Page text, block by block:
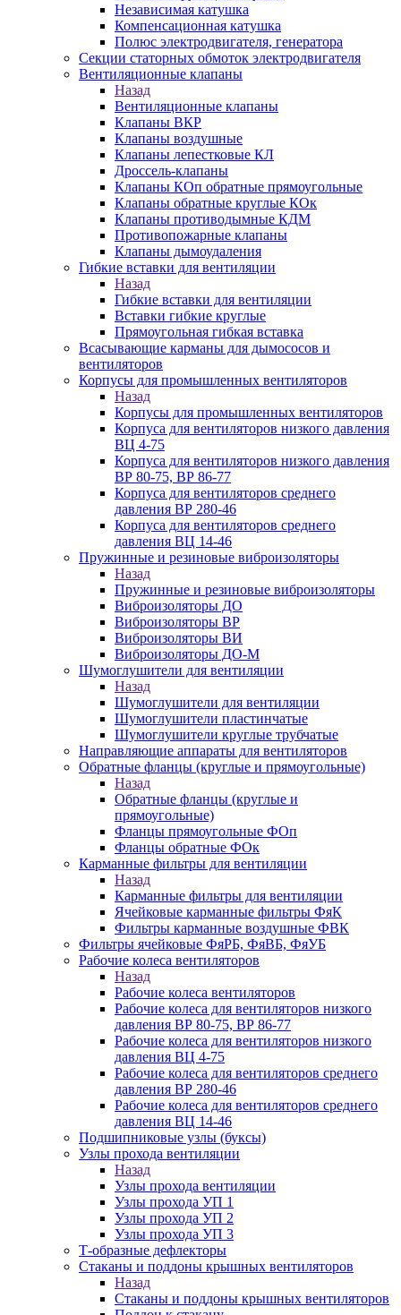
Независимая катушка
Компенсационная катушка
Полюс электродвигателя, генератора
Секции статорных обмоток электродвигателя
Вентиляционные клапаны
Назад
Вентиляционные клапаны
Клапаны ВКР
Клапаны воздушные
Клапаны лепестковые КЛ
Дроссель-клапаны
Клапаны КОп обратные прямоугольные
Клапаны обратные круглые КОк
Клапаны противодымные КДМ
Противопожарные клапаны
Клапаны дымоудаления
Гибкие вставки для вентиляции
Назад
Гибкие вставки для вентиляции
Вставки гибкие круглые
Прямоугольная гибкая вставка
Всасывающие карманы для дымососов и
вентиляторов
Корпусы для промышленных вентиляторов
Назад
Корпусы для промышленных вентиляторов
Корпуса для вентиляторов низкого давления
ВЦ 4-75
Корпуса для вентиляторов низкого давления
ВР 80-75, ВР 86-77
Корпуса для вентиляторов среднего
давления ВР 280-46
Корпуса для вентиляторов среднего
давления ВЦ 14-46
Пружинные и резиновые виброизоляторы
Назад
Пружинные и резиновые виброизоляторы
Виброизоляторы ДО
Виброизоляторы ВР
Виброизоляторы ВИ
Виброизоляторы ДО-М
Шумоглушители для вентиляции
Назад
Шумоглушители для вентиляции
Шумоглушители пластинчатые
Шумоглушители круглые трубчатые
Направляющие аппараты для вентиляторов
Обратные фланцы (круглые и прямоугольные)
Назад
Обратные фланцы (круглые и
прямоугольные)
Фланцы прямоугольные ФОп
Фланцы обратные ФОк
Карманные фильтры для вентиляции
Назад
Карманные фильтры для вентиляции
Ячейковые карманные фильтры ФяК
Фильтры карманные воздушные ФВК
Фильтры ячейковые ФяРБ, ФяВБ, ФяУБ
Рабочие колеса вентиляторов
Назад
Рабочие колеса вентиляторов
Рабочие колеса для вентиляторов низкого
давления ВР 80-75, ВР 86-77
Рабочие колеса для вентиляторов низкого
давления ВЦ 4-75
Рабочие колеса для вентиляторов среднего
давления ВР 280-46
Рабочие колеса для вентиляторов среднего
давления ВЦ 14-46
Подшипниковые узлы (буксы)
Узлы прохода вентиляции
Назад
Узлы прохода вентиляции
Узлы прохода УП 1
Узлы прохода УП 2
Узлы прохода УП 3
Т-образные дефлекторы
Стаканы и поддоны крышных вентиляторов
Назад
Стаканы и поддоны крышных вентиляторов